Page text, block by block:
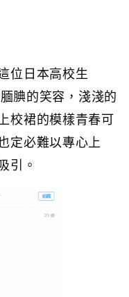
位日本高校生
腆的笑容，淺淺的
校裙的模樣青春可
定必難以專心上
引。